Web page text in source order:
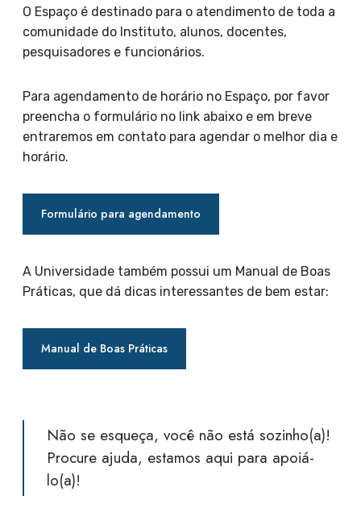
O Espaço é destinado para o atendimento de toda a
comunidade do Instituto, alunos, docentes,
pesquisadores e funcionários.
Para agendamento de horário no Espaço, por favor
preencha o formulário no link abaixo e em breve
entraremos em contato para agendar o melhor dia e
horário.
Formulário para agendamento
A Universidade também possui um Manual de Boas
Práticas, que dá dicas interessantes de bem estar:
Manual de Boas Práticas
Não se esqueça, você não está sozinho(a)!
Procure ajuda, estamos aqui para apoiá-
lo(a)!